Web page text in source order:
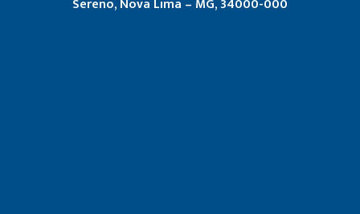
Sereno, Nova Lima – MG, 34000-000